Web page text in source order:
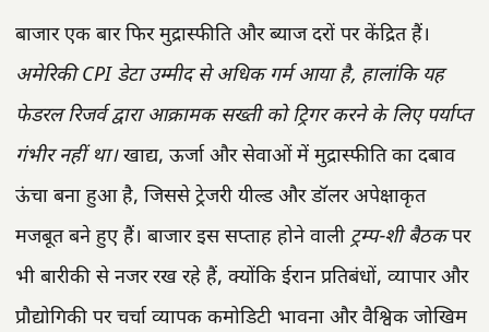
बाजार एक बार फिर मुद्रास्फीति और ब्याज दरों पर केंद्रित हैं।
अमेरिकी CPI डेटा उम्मीद से अधिक गर्म आया है, हालांकि यह
फेडरल रिजर्व द्वारा आक्रामक सख्ती को ट्रिगर करने के लिए पर्याप्त
गंभीर नहीं था।खाद्य, ऊर्जा और सेवाओं में मुद्रास्फीति का दबाव
ऊंचा बना हुआ है, जिससे ट्रेजरी यील्ड और डॉलर अपेक्षाकृत
मजबूत बने हुए हैं। बाजार इस सप्ताह होने वाली ट्रम्प-शी बैठकपर
भी बारीकी से नजर रख रहे हैं, क्योंकि ईरान प्रतिबंधों, व्यापार और
प्रौद्योगिकी पर चर्चा व्यापक कमोडिटी भावना और वैश्विक जोखिम